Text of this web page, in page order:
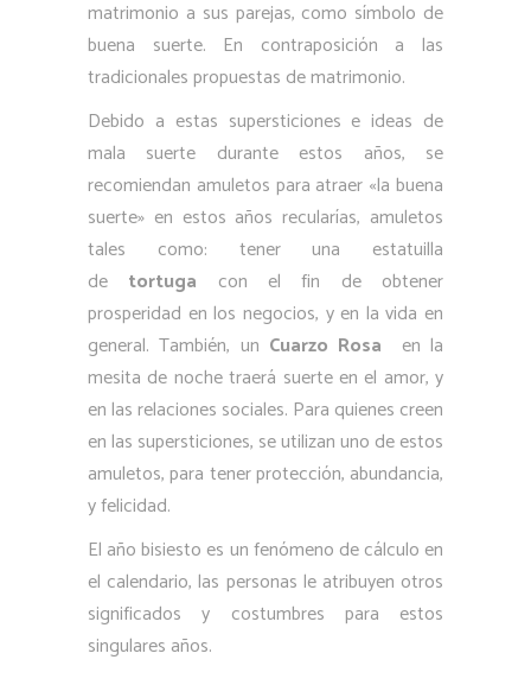
matrimonio a sus parejas, como símbolo de
buena suerte. En contraposición a las
tradicionales propuestas de matrimonio.
Debido a estas supersticiones e ideas de
mala suerte durante estos años, se
recomiendan amuletos para atraer «la buena
suerte» en estos años recularías, amuletos
tales como: tener una estatuilla
de tortuga con el fin de obtener
prosperidad en los negocios, y en la vida en
general. También, un Cuarzo Rosa
en la
mesita de noche traerá suerte en el amor, y
en las relaciones sociales. Para quienes creen
en las supersticiones, se utilizan uno de estos
amuletos, para tener protección, abundancia,
y felicidad.
El año bisiesto es un fenómeno de cálculo en
el calendario, las personas le atribuyen otros
significados y costumbres para estos
singulares años.